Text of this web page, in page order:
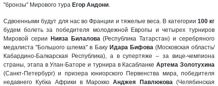
"бронзы" Мирового тура Егор Андони.
Сдвоенными будут для нас во Франции и тяжелые веса. В категории 100 кг
будем болеть за победителя молодежной Европы и четырех турниров
Мировой серии
Нияза Билалова(Республика Татарстан) и серебряного
медалиста "Большого шлема" в Баку Идара Бифова(Московская область/
Кабардино-Балкарская Республика), а в супертяже – за вице-чемпиона
страны, этапа в Улан-Баторе и турнира в КасабланкеАртема Золотухина
(Санкт-Петербург) и призера юниорского Первенства мира, победителя
недавнего Кубка Африки в МароккоАнджея Павлюкова(Челябинская